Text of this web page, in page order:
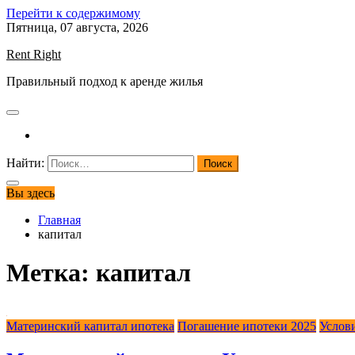
Перейти к содержимому
Пятница, 07 августа, 2026
Rent Right
Правильный подход к аренде жилья
Найти:
Вы здесь
Главная
капитал
Метка: капитал
Материнский капитал ипотека Погашение ипотеки 2025